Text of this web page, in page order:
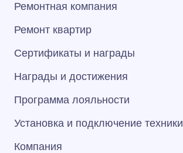
Ремонтная компания
Ремонт квартир
Сертификаты и награды
Награды и достижения
Программа лояльности
Установка и подключение техники
Компания